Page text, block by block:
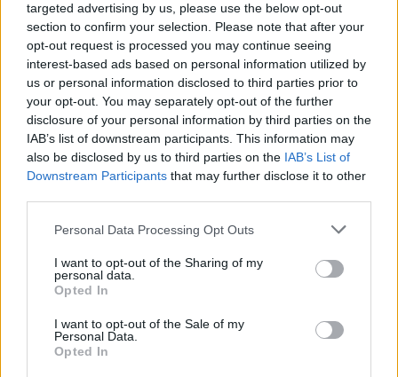
targeted advertising by us, please use the below opt-out
section to confirm your selection. Please note that after your
opt-out request is processed you may continue seeing
interest-based ads based on personal information utilized by
us or personal information disclosed to third parties prior to
your opt-out. You may separately opt-out of the further
disclosure of your personal information by third parties on the
IAB’s list of downstream participants. This information may
also be disclosed by us to third parties on the IAB’s List of
Downstream Participants that may further disclose it to other
Please note that this website/app uses one or more Google
not limited to your visit or usage behaviour. You may click to
grant or deny consent to Google and its third-party tags to
use your data for below specified purposes in below Google
consent section.
Personal Data Processing Opt Outs
I want to opt-out of the Sharing of my
personal data.
Opted In
I want to opt-out of the Sale of my
Personal Data.
Opted In
Η ηλ. διεύθυνση σας δεν δημοσιεύεται. Τα υποχρεωτικά πεδία
Η βαθμολογία σας*
Η αξιολόγησή σας*
αυτόν τον πλοηγό για την επόμενη φορά που θα σχολιάσω.